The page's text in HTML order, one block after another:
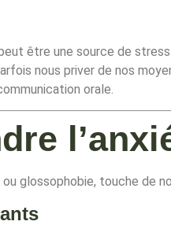
être une source de
nous priver de nos
orale.
ou glossophobie, touche de